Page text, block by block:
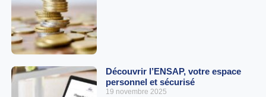
Découvrir l’ENSAP, votre espace
personnel et sécurisé
19 novembre 2025